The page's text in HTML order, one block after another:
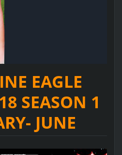
EAGLE
SEASON 1
JUNE